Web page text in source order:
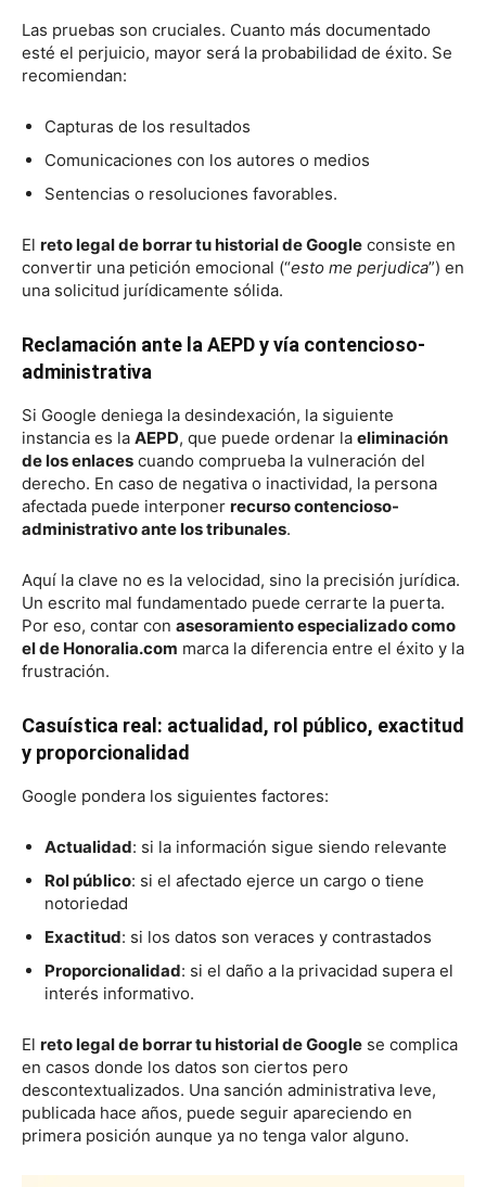
Las pruebas son cruciales. Cuanto más documentado
esté el perjuicio, mayor será la probabilidad de éxito. Se
recomiendan:
Capturas de los resultados
Comunicaciones con los autores o medios
Sentencias o resoluciones favorables.
El reto legal de borrar tu historial de Google consiste en
convertir una petición emocional (“esto me perjudica”) en
una solicitud jurídicamente sólida.
Reclamación ante la AEPD y vía contencioso-
administrativa
Si Google deniega la desindexación, la siguiente
instancia es la AEPD, que puede ordenar la eliminación
de los enlaces cuando comprueba la vulneración del
derecho. En caso de negativa o inactividad, la persona
afectada puede interponer recurso contencioso-
administrativo ante los tribunales.
Aquí la clave no es la velocidad, sino la precisión jurídica.
Un escrito mal fundamentado puede cerrarte la puerta.
Por eso, contar con asesoramiento especializado como
el de Honoralia.com marca la diferencia entre el éxito y la
frustración.
Casuística real: actualidad, rol público, exactitud
y proporcionalidad
Google pondera los siguientes factores:
Actualidad: si la información sigue siendo relevante
Rol público: si el afectado ejerce un cargo o tiene
notoriedad
Exactitud: si los datos son veraces y contrastados
Proporcionalidad: si el daño a la privacidad supera el
interés informativo.
El reto legal de borrar tu historial de Google se complica
en casos donde los datos son ciertos pero
descontextualizados. Una sanción administrativa leve,
publicada hace años, puede seguir apareciendo en
primera posición aunque ya no tenga valor alguno.